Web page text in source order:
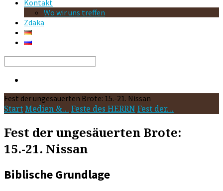
Kontakt
Wo wir uns treffen
Zdaka
Search
Fest der ungesäuerten Brote: 15.-21. Nissan
StartMedien &… Feste des HERRN Fest der…
Fest der ungesäuerten Brote:
15.-21. Nissan
Biblische Grundlage